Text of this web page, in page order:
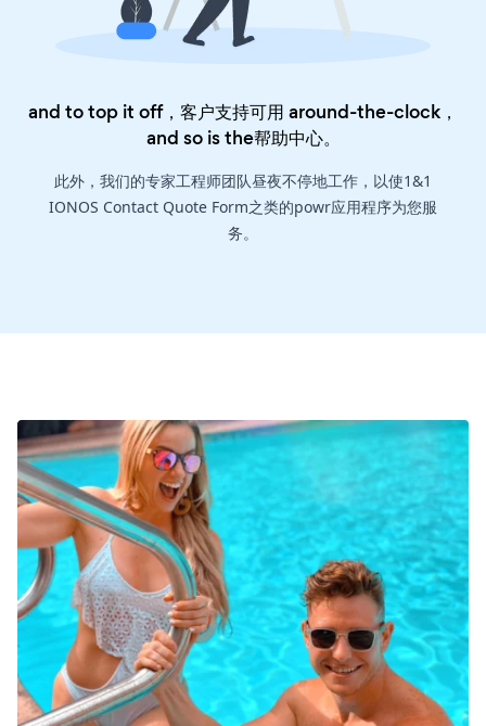
and to top it off，客户支持可用 around-the-clock，
and so is the帮助中心。
此外，我们的专家工程师团队昼夜不停地工作，以使1&1
IONOS Contact Quote Form之类的powr应用程序为您服
务。